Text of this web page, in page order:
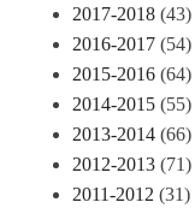
2017-2018 (43)
2016-2017 (54)
2015-2016 (64)
2014-2015 (55)
2013-2014 (66)
2012-2013 (71)
2011-2012 (31)